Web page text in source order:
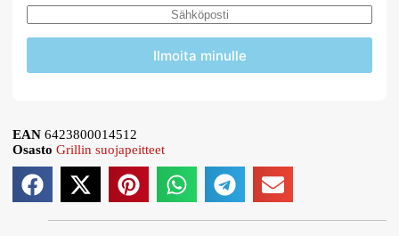
Ilmoita minulle
EAN6423800014512
Osasto Grillin suojapeitteet